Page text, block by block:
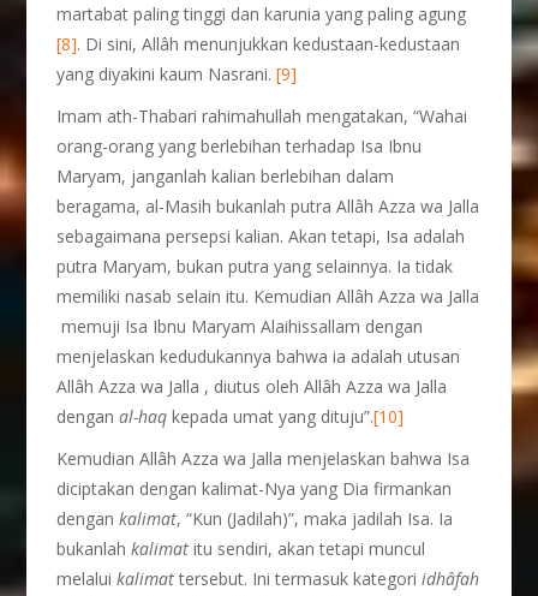
martabat paling tinggi dan karunia yang paling agung
[8]. Di sini, Allâh menunjukkan kedustaan-kedustaan
yang diyakini kaum Nasrani.[9]
Imam ath-Thabari rahimahullah mengatakan, “Wahai
orang-orang yang berlebihan terhadap Isa Ibnu
Maryam, janganlah kalian berlebihan dalam
beragama, al-Masih bukanlah putra Allâh Azza wa Jalla
sebagaimana persepsi kalian. Akan tetapi, Isa adalah
putra Maryam, bukan putra yang selainnya. Ia tidak
memiliki nasab selain itu. Kemudian Allâh Azza wa Jalla
memuji Isa Ibnu Maryam Alaihissallam dengan
menjelaskan kedudukannya bahwa ia adalah utusan
Allâh Azza wa Jalla , diutus oleh Allâh Azza wa Jalla
denganal-haq kepada umat yang dituju”.[10]
Kemudian Allâh Azza wa Jalla menjelaskan bahwa Isa
diciptakan dengan kalimat-Nya yang Dia firmankan
dengankalimat, “Kun (Jadilah)”, maka jadilah Isa. Ia
bukanlahkalimat itu sendiri, akan tetapi muncul
melaluikalimattersebut. Ini termasuk kategoriidhâfah